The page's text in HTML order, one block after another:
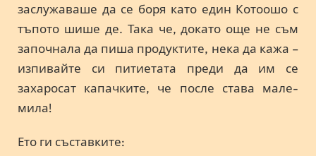
заслужаваше да се боря като един Котоошо с
тъпото шише де. Така че, докато още не съм
започнала да пиша продуктите, нека да кажа –
изпивайте си питиетата преди да им се
захаросат капачките, че после става мале-
мила!
Ето ги съставките: